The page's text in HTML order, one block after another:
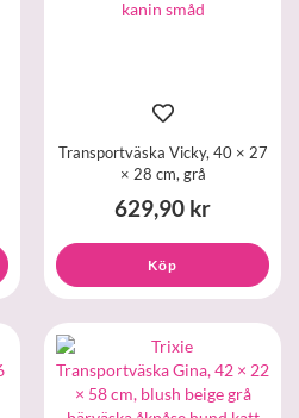
Transportväska Vicky, 40 × 27
× 28 cm, grå
629,90 kr
Köp